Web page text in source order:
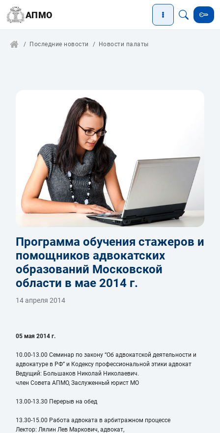
АПМО
Последние новости Новости палаты
Программа обучения стажеров и
помощников адвокатских
образований Московской
области в мае 2014 г.
14 апреля 2014
05 мая 2014 г.
10.00-13.00 Семинар по закону “Об адвокатской деятельности и
адвокатуре в РФ” и Кодексу профессиональной этики адвокат
Ведущий: Большаков Николай Николаевич.
член Совета АПМО, Заслуженный юрист МО
13.00-13.30 Перерыв на обед
13.30-15.00 Работа адвоката в арбитражном процессе
Лектор: Лялин Лев Маркович, адвокат,